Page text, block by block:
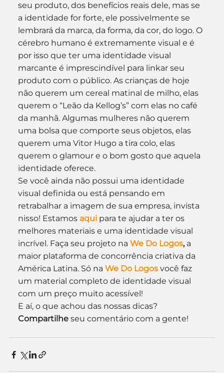
seu produto, dos benefícios reais dele, mas se
a identidade for forte, ele possivelmente se
lembrará da marca, da forma, da cor, do logo. O
cérebro humano é extremamente visual e é
por isso que ter uma identidade visual
marcante é imprescindível para linkar seu
produto com o público. As crianças de hoje
não querem um cereal matinal de milho, elas
querem o “Leão da Kellog’s” com elas no café
da manhã. Algumas mulheres não querem
uma bolsa que comporte seus objetos, elas
querem uma Vitor Hugo a tira colo, elas
querem o glamour e o bom gosto que aquela
identidade oferece.
Se você ainda não possui uma identidade
visual definida ou está pensando em
retrabalhar a imagem de sua empresa, invista
nisso! Estamos aqui para te ajudar a ter os
melhores materiais e uma identidade visual
incrível. Faça seu projeto na We Do Logos, a
maior plataforma de concorrência criativa da
América Latina. Só na We Do Logos você faz
um material completo de identidade visual
com um preço muito acessível!
E aí, o que achou das nossas dicas?
Compartilhe seu comentário com a gente!